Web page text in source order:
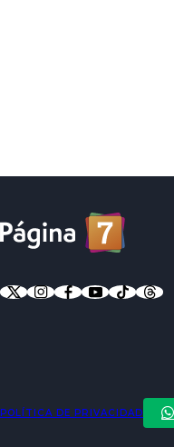
POLÍTICA DE PRIVACIDAD